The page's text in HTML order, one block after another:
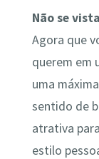
Não se
Agora que
querem em
uma
sentido de
atrativa
estilo